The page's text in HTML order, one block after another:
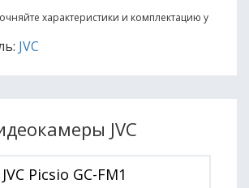
характеристики и комплектацию у
JVC
JVC
JVC Picsio GC-FM1